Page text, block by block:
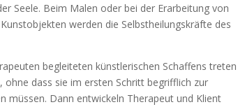
Seele. Beim Malen oder bei der Erarbeitung von
werden die Selbstheilungskräfte des
begleiteten künstlerischen Schaffens treten
ohne dass sie im ersten Schritt begrifflich zur
müssen. Dann entwickeln Therapeut und Klient